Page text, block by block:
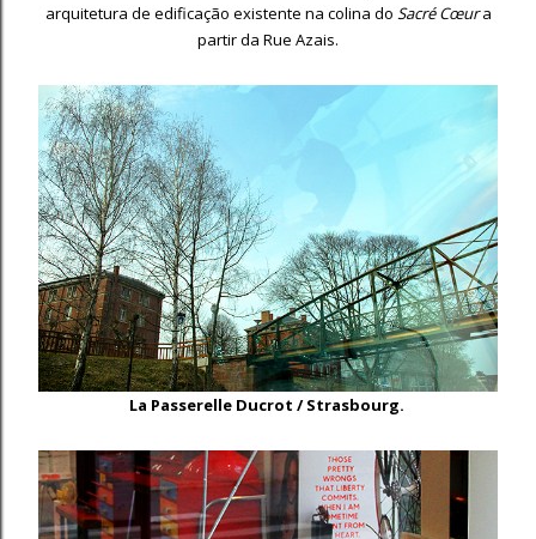
arquitetura de edificação existente na colina do Sacré Cœura
partir da Rue Azais.
La Passerelle Ducrot /Strasbourg.